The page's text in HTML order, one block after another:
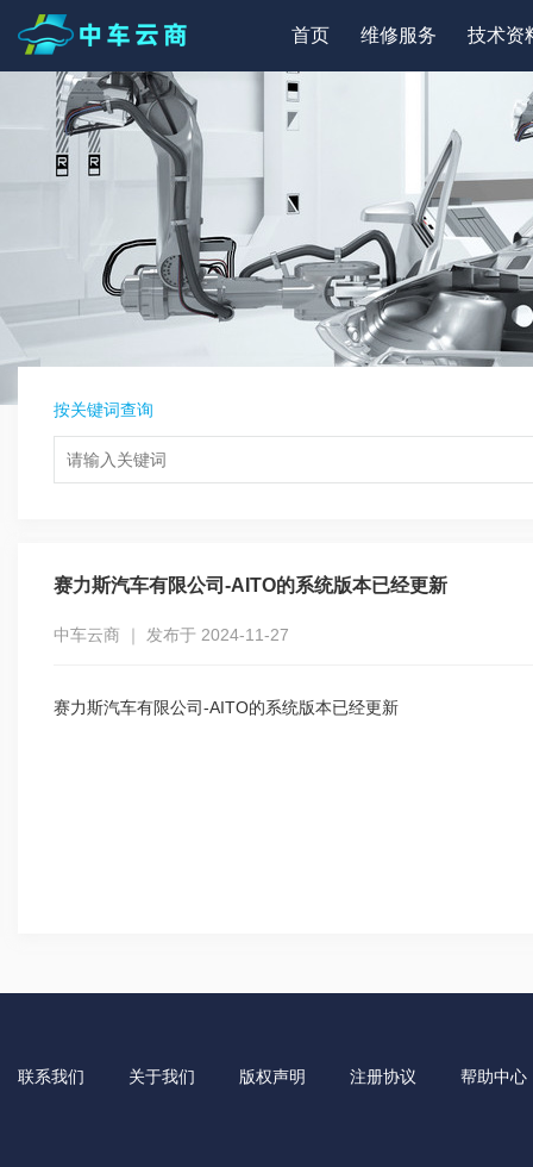
首页 维修服务 技术资
按关键词查询
赛力斯汽车有限公司-AITO的系统版本已经更新
中车云商 ｜ 发布于 2024-11-27
赛力斯汽车有限公司-AITO的系统版本已经更新
联系我们 关于我们 版权声明 注册协议 帮助中心